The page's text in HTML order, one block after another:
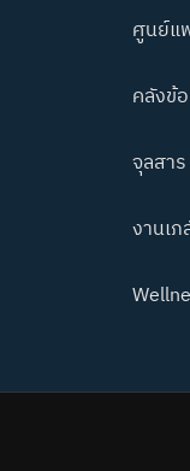
ศูนย์แ
คลังข้
จุลสาร
งานเ